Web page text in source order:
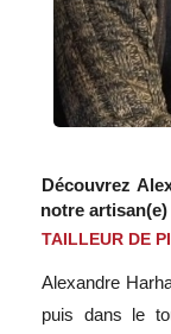
Découvrez
notre
TAILLEUR DE
Alexandre
puis dans le